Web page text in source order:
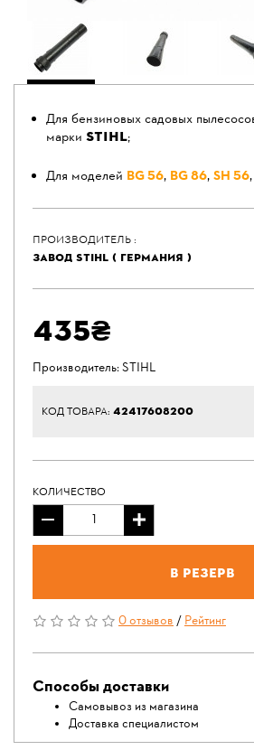
Для бензиновых садовых
марки STIHL;
Для моделей BG 56, BG 86,SH 56,
ПРОИЗВОДИТЕЛЬ :
ЗАВОД STIHL ( ГЕРМАНИЯ )
435₴
Производитель:STIHL
КОД ТОВАРА: 42417608200
КОЛИЧЕСТВО
В резерв
0 отзывов/Рейтинг
Способы доставки
Самовывоз из магазина
Доставка специалистом